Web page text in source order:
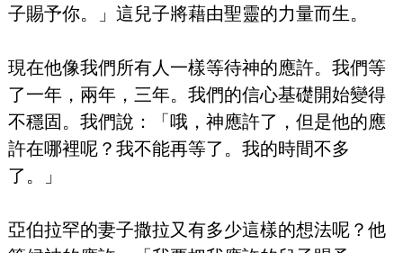
子賜予你。」這兒子將藉由聖靈的力量而生。
現在他像我們所有人一樣等待神的應許。我們等
了一年，兩年，三年。我們的信心基礎開始變得
不穩固。我們說：「哦，神應許了，但是他的應
許在哪裡呢？我不能再等了。我的時間不多
了。」
亞伯拉罕的妻子撒拉又有多少這樣的想法呢？他